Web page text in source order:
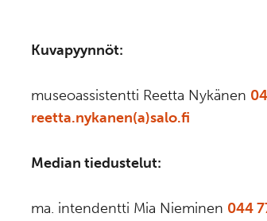
Kuvapyynnöt:
museoassistentti Reetta Nykänen
reetta.nykanen(a)salo.fi
Median tiedustelut:
ma. intendentti Mia Nieminen 044